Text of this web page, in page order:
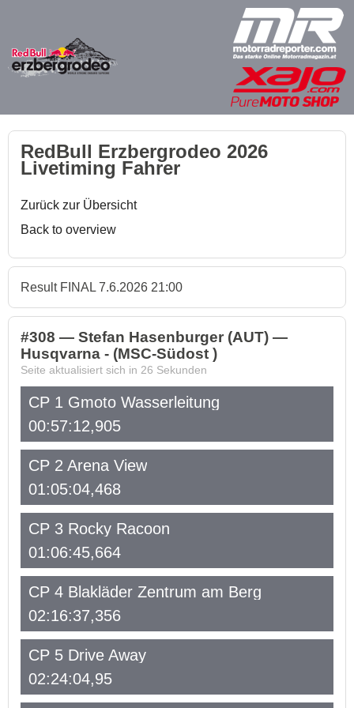
RedBull Erzbergrodeo 2026
Livetiming Fahrer
Zurück zur Übersicht
Back to overview
Result FINAL 7.6.2026 21:00
#308 — Stefan Hasenburger (AUT) —
Husqvarna - (MSC-Südost )
Seite aktualisiert sich in 26 Sekunden
CP 1 Gmoto Wasserleitung
00:57:12,905
CP 2 Arena View
01:05:04,468
CP 3 Rocky Racoon
01:06:45,664
CP 4 Blakläder Zentrum am Berg
02:16:37,356
CP 5 Drive Away
02:24:04,95